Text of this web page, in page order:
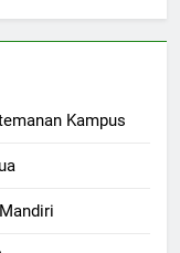
Kampus